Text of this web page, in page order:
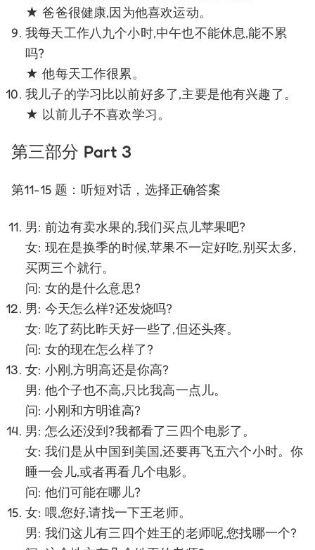
★ 爸爸很健康,因为他喜欢运动。
我每天工作八九个小时,中午也不能休息,能不累
吗?
★ 他每天工作很累。
我儿子的学习比以前好多了,主要是他有兴趣了。
★ 以前儿子不喜欢学习。
第三部分 Part 3
第11-15 题：听短对话，选择正确答案
男: 前边有卖水果的,我们买点儿苹果吧?
女: 现在是换季的时候,苹果不一定好吃,别买太多,
买两三个就行。
问: 女的是什么意思?
男: 今天怎么样?还发烧吗?
女: 吃了药比昨天好一些了,但还头疼。
问: 女的现在怎么样了?
女: 小刚,方明高还是你高?
男: 他个子也不高,只比我高一点儿。
问: 小刚和方明谁高?
男: 怎么还没到?我都看了三四个电影了。
女: 我们是从中国到美国,还要再飞五六个小时。你
睡一会儿,或者再看几个电影。
问: 他们可能在哪儿?
女: 喂,您好,请找一下王老师。
男: 我们这儿有三四个姓王的老师呢,您找哪一个?